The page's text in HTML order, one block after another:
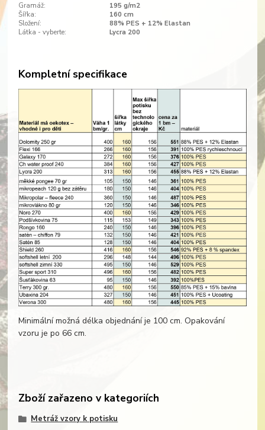
Gramáž:
195 g/m2
Šířka:
160 cm
Složení:
88% PES + 12% Elastan
Látka - vyberte:
Lycra 200
Kompletní specifikace
Minimální možná délka objednání je 100 cm. Opakování
vzoru je po 66 cm.
Zboží zařazeno v kategoriích
Metráž vzory k potisku